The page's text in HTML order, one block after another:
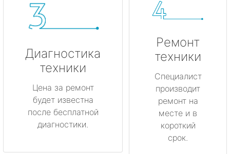
Диагностика
техники
Цена за ремонт
будет известна
после бесплатной
диагностики.
Ремонт
техники
Специалист
производит
ремонт на
месте и в
короткий
срок.